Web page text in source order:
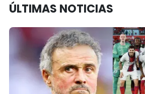
ÚLTIMAS NOTICIAS